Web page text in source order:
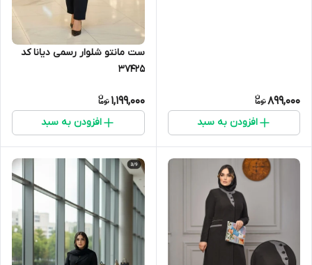
899,000
افزودن به سبد
ست مانتو شلوار رسمی دیانا کد
37425
1,199,000
افزودن به سبد